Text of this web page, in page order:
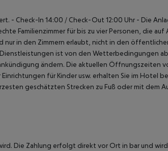
- Check-In 14:00 / Check-Out 12:00 Uhr - Die
Familienzimmer für bis zu vier Personen, die auf
nur in den Zimmern erlaubt, nicht in den
ist von den Wetterbedingungen
ändern. Die aktuellen Öffnungszeiten
für Kinder usw. erhalten Sie im Hotel
geschätzten Strecken zu Fuß oder mit dem
Die Zahlung erfolgt direkt vor Ort in bar und